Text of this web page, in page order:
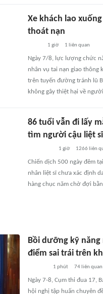
Xe khách lao
thoát nạn
1 giờ 1 liên quan
Ngày 7/8, lực lượng chức
nhân vụ tai nạn giao thông
trên tuyến đường tránh lũ
không gây thiệt hại về
86 tuổi vẫn đi lấy
tìm người cậu liệt sĩ
1 giờ 1266 liên
Chiến dịch 500 ngày đêm
nhân liệt sĩ chưa xác định
hàng chục năm chờ đợi
Bồi dưỡng kỹ
điểm sai trái trên
1 phút 74 liên quan
Ngày 7-8, Cụm thi đua 17,
hội nghị tập huấn chuyên